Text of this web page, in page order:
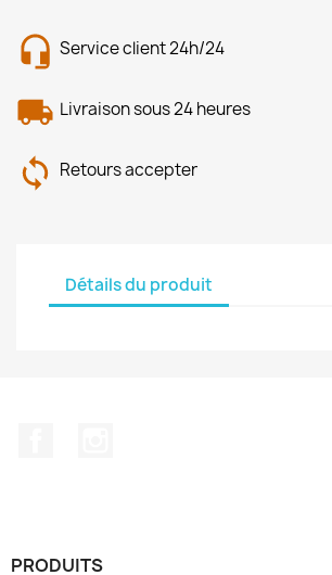
Service client 24h/24
Livraison sous 24 heures
Retours accepter
Détails du produit
PRODUITS